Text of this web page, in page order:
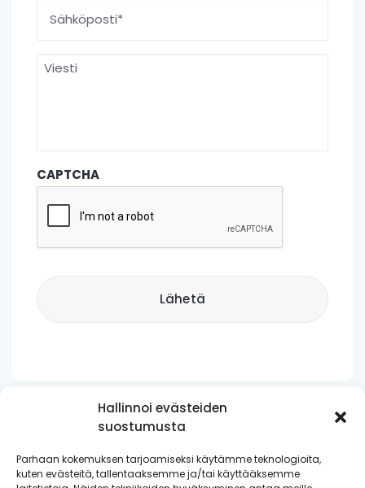
Hallinnoi evästeiden
suostumusta
Parhaan kokemuksen tarjoamiseksi käytämme teknologioita,
kuten evästeitä, tallentaaksemme ja/tai käyttääksemme
Viesti
CAPTCHA
Nordic Impact Oy | Keilaniementie 1, 02150 Espoo, Finland
I Tel. +358 10 340 0080